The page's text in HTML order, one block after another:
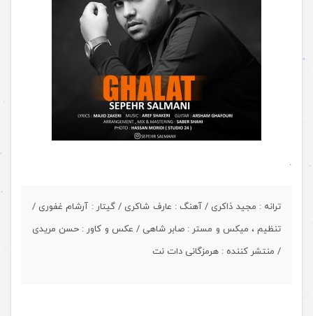
.
ترانه : مجید ذاکری / آهنگ : عارف شاکری / گیتار : آرشام غفوری /
تنظیم ، میکس و مستر : صابر شاهی / عکس و کاور : حسن مریدی
/ منتشر کننده : هرمزگانی دات نت